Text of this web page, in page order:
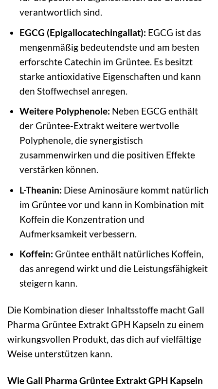
verantwortlich sind.
EGCG (Epigallocatechingallat): EGCG ist das
mengenmäßig bedeutendste und am besten
erforschte Catechin im Grüntee. Es besitzt
starke antioxidative Eigenschaften und kann
den Stoffwechsel anregen.
Weitere Polyphenole: Neben EGCG enthält
der Grüntee-Extrakt weitere wertvolle
Polyphenole, die synergistisch
zusammenwirken und die positiven Effekte
verstärken können.
L-Theanin: Diese Aminosäure kommt natürlich
im Grüntee vor und kann in Kombination mit
Koffein die Konzentration und
Aufmerksamkeit verbessern.
Koffein: Grüntee enthält natürliches Koffein,
das anregend wirkt und die Leistungsfähigkeit
steigern kann.
Die Kombination dieser Inhaltsstoffe macht Gall
Pharma Grüntee Extrakt GPH Kapseln zu einem
wirkungsvollen Produkt, das dich auf vielfältige
Weise unterstützen kann.
Wie Gall Pharma Grüntee Extrakt GPH Kapseln